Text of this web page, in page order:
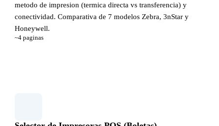
metodo de impresion (termica directa vs transferencia) y
conectividad. Comparativa de 7 modelos Zebra, 3nStar y
Honeywell.
~4 paginas